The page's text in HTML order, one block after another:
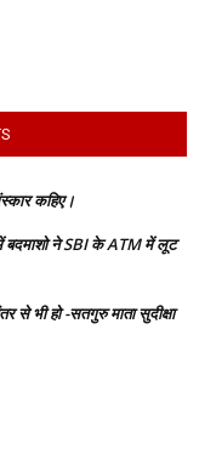
कहिए।
में बदमाशो ने SBI के ATM में लूट
से भी हो -सतगुरु माता सुदीक्षा